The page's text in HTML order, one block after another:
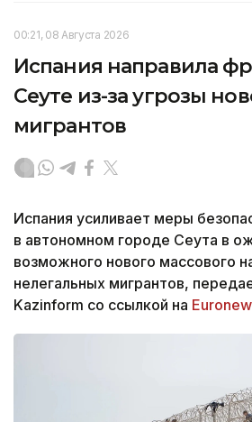
00:21, 08 Августа 2026
Испания направила
Сеуте из-за угрозы
мигрантов
Испания усиливает меры
в автономном городе Сеута в
возможного нового массового
нелегальных мигрантов,
Kazinform со ссылкой на